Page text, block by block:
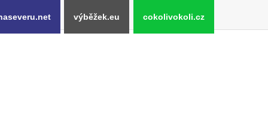
výběžek.eu cokolivokoli.cz